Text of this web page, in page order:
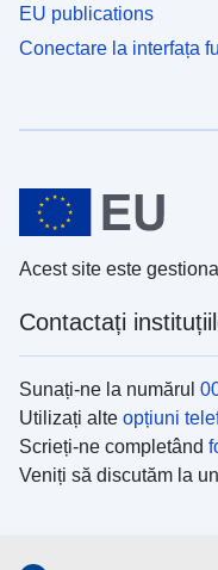
EU publications
Conectare la interfața
Acest site este
Contactați
Sunați-ne la numărul
Utilizați alte opțiuni
Scrieți-ne completând
Veniți să discutăm la